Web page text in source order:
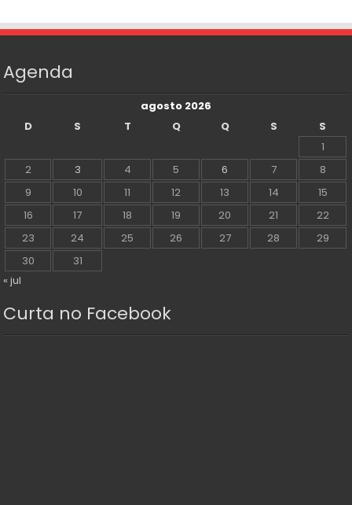
Agenda
agosto 2026
D
S T Q Q S
S
1
2
3 4 5 6 7
8
9
10 11 12 13 14
15
16
17 18 19 20 21
22
23
24 25 26 27 28
29
30
31
« jul
Curta no Facebook